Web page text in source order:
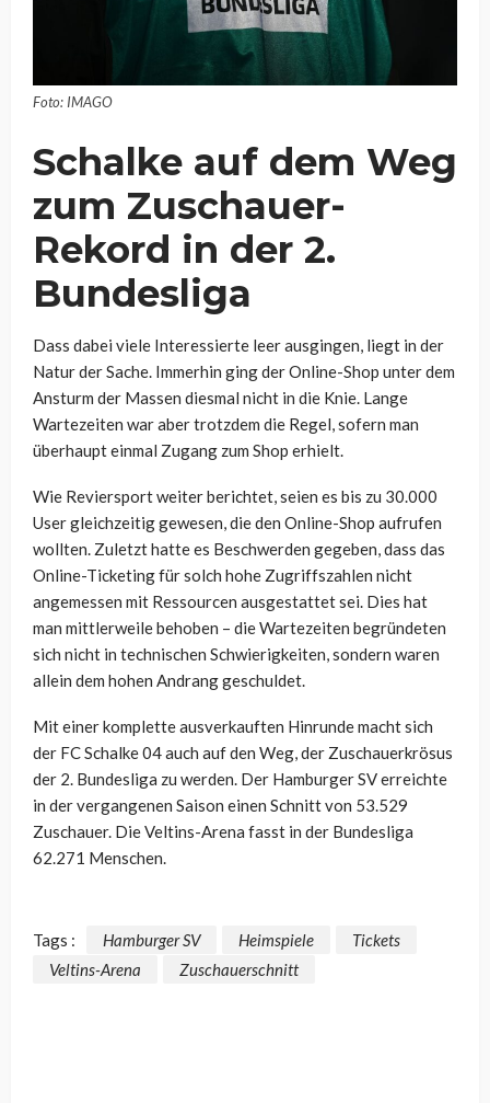
Foto: IMAGO
Schalke auf dem Weg
zum Zuschauer-
Rekord in der 2.
Bundesliga
Dass dabei viele Interessierte leer ausgingen, liegt in der
Natur der Sache. Immerhin ging der Online-Shop unter dem
Ansturm der Massen diesmal nicht in die Knie. Lange
Wartezeiten war aber trotzdem die Regel, sofern man
überhaupt einmal Zugang zum Shop erhielt.
Wie Reviersport weiter berichtet, seien es bis zu 30.000
User gleichzeitig gewesen, die den Online-Shop aufrufen
wollten. Zuletzt hatte es Beschwerden gegeben, dass das
Online-Ticketing für solch hohe Zugriffszahlen nicht
angemessen mit Ressourcen ausgestattet sei. Dies hat
man mittlerweile behoben – die Wartezeiten begründeten
sich nicht in technischen Schwierigkeiten, sondern waren
allein dem hohen Andrang geschuldet.
Mit einer komplette ausverkauften Hinrunde macht sich
der FC Schalke 04 auch auf den Weg, der Zuschauerkrösus
der 2. Bundesliga zu werden. Der Hamburger SV erreichte
in der vergangenen Saison einen Schnitt von 53.529
Zuschauer. Die Veltins-Arena fasst in der Bundesliga
62.271 Menschen.
Tags : Hamburger SV Heimspiele
Tickets
Veltins-Arena
Zuschauerschnitt